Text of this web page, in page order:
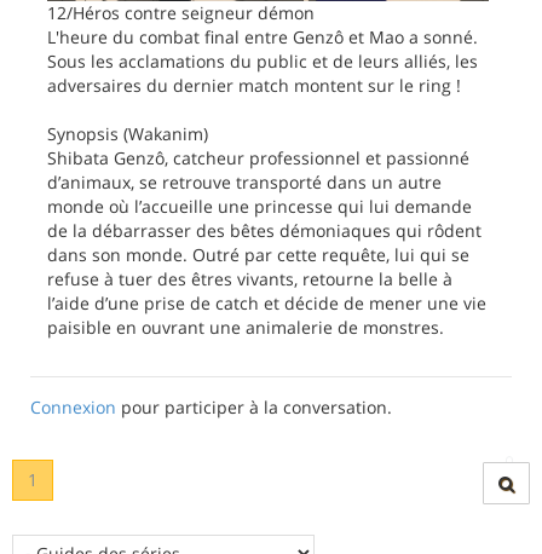
12/Héros contre seigneur démon
L'heure du combat final entre Genzô et Mao a sonné.
Sous les acclamations du public et de leurs alliés, les
adversaires du dernier match montent sur le ring !
Synopsis (Wakanim)
Shibata Genzô, catcheur professionnel et passionné
d’animaux, se retrouve transporté dans un autre
monde où l’accueille une princesse qui lui demande
de la débarrasser des bêtes démoniaques qui rôdent
dans son monde. Outré par cette requête, lui qui se
refuse à tuer des êtres vivants, retourne la belle à
l’aide d’une prise de catch et décide de mener une vie
paisible en ouvrant une animalerie de monstres.
Connexion pour participer à la conversation.
1